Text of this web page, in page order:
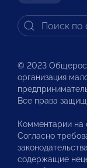
© 2023
организация
Все права
Комментарии на
Согласно
содержащие